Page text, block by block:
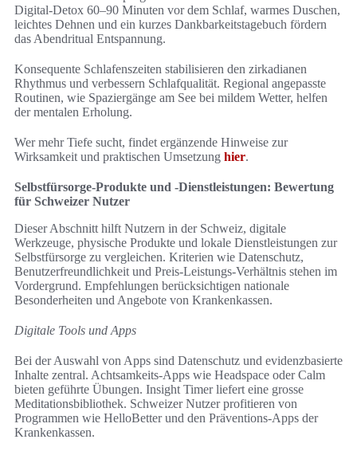
Digital-Detox 60–90 Minuten vor dem Schlaf, warmes Duschen,
leichtes Dehnen und ein kurzes Dankbarkeitstagebuch fördern
das Abendritual Entspannung.
Konsequente Schlafenszeiten stabilisieren den zirkadianen
Rhythmus und verbessern Schlafqualität. Regional angepasste
Routinen, wie Spaziergänge am See bei mildem Wetter, helfen
der mentalen Erholung.
Wer mehr Tiefe sucht, findet ergänzende Hinweise zur
Wirksamkeit und praktischen Umsetzung hier.
Selbstfürsorge-Produkte und -Dienstleistungen: Bewertung
für Schweizer Nutzer
Dieser Abschnitt hilft Nutzern in der Schweiz, digitale
Werkzeuge, physische Produkte und lokale Dienstleistungen zur
Selbstfürsorge zu vergleichen. Kriterien wie Datenschutz,
Benutzerfreundlichkeit und Preis-Leistungs-Verhältnis stehen im
Vordergrund. Empfehlungen berücksichtigen nationale
Besonderheiten und Angebote von Krankenkassen.
Digitale Tools und Apps
Bei der Auswahl von Apps sind Datenschutz und evidenzbasierte
Inhalte zentral. Achtsamkeits-Apps wie Headspace oder Calm
bieten geführte Übungen. Insight Timer liefert eine grosse
Meditationsbibliothek. Schweizer Nutzer profitieren von
Programmen wie HelloBetter und den Präventions-Apps der
Krankenkassen.